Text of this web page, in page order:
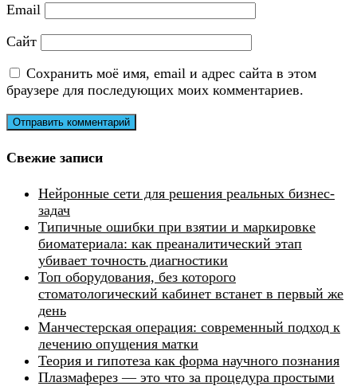
Email
Сайт
Сохранить моё имя, email и адрес сайта в этом
браузере для последующих моих комментариев.
Свежие записи
Нейронные сети для решения реальных бизнес-
задач
Типичные ошибки при взятии и маркировке
биоматериала: как преаналитический этап
убивает точность диагностики
Топ оборудования, без которого
стоматологический кабинет встанет в первый же
день
Манчестерская операция: современный подход к
лечению опущения матки
Теория и гипотеза как форма научного познания
Плазмаферез — это что за процедура простыми